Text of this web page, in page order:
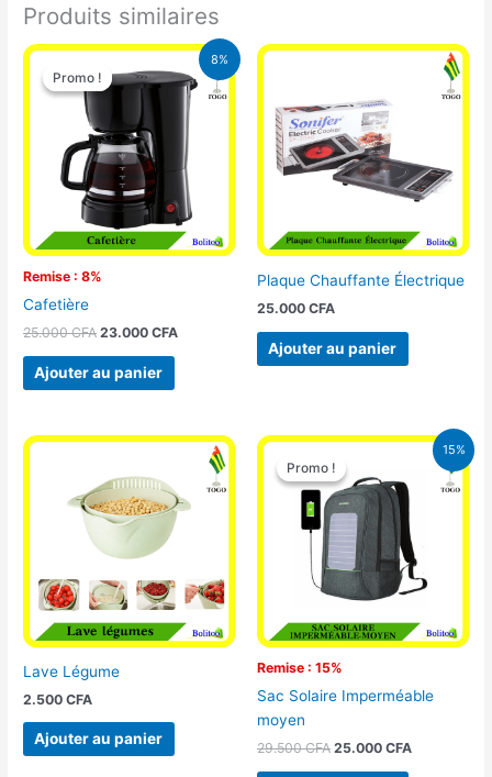
Produits similaires
8%
Promo !
Remise : 8%
Promo !
Cafetière
25.000CFA
Le
prix
initial
25.000 CFA.
23.000CFA
Le
prix
actuel
est :
23.000 CFA.
Ajouter au panier
Plaque Chauffante Électrique
25.000 CFA
Ajouter au panier
Lave Légume
2.500CFA
Ajouter au panier
15%
Promo !
Remise : 15%
Promo !
Sac Solaire Imperméable
moyen
29.500CFA
Le
prix
initial
était :
29.500 CFA.
25.000 CFA
Le
prix
actuel